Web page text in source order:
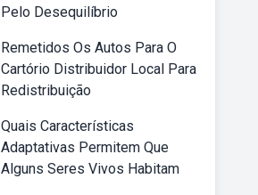
Pelo Desequilíbrio
Remetidos Os Autos Para O
Cartório Distribuidor Local Para
Redistribuição
Quais Características
Adaptativas Permitem Que
Alguns Seres Vivos Habitam